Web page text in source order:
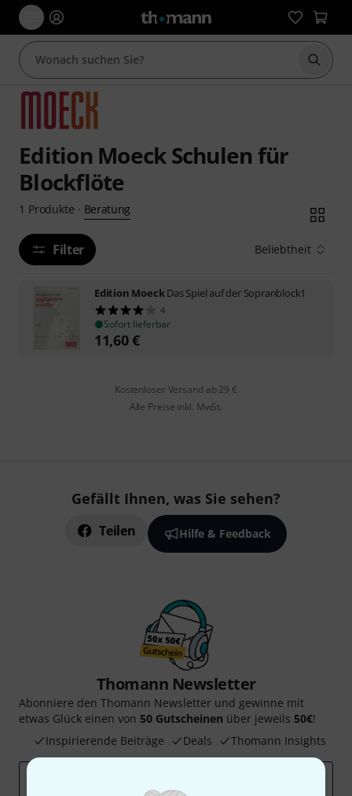
Suche
Edition Moeck Schulen für
Blockflöte
1 Produkte · Beratung
Filter Beliebtheit
Edition MoeckDas Spiel auf der Sopranblock1
4
Sofort lieferbar
11,60€
Kostenloser Versand ab 29 €
Alle Preise inkl. MwSt.
Gefällt Ihnen, was Sie sehen?
Teilen Hilfe & Feedback
Thomann Newsletter
Abonniere den Thomann Newsletter und gewinne mit
etwas Glück einen von 50 Gutscheinen über jeweils 50€!
Inspirierende Beiträge
Deals Thomann Insights